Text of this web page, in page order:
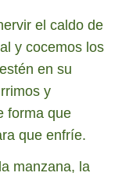
el caldo de
y cocemos los
en su
y
forma que
que enfríe.
manzana, la